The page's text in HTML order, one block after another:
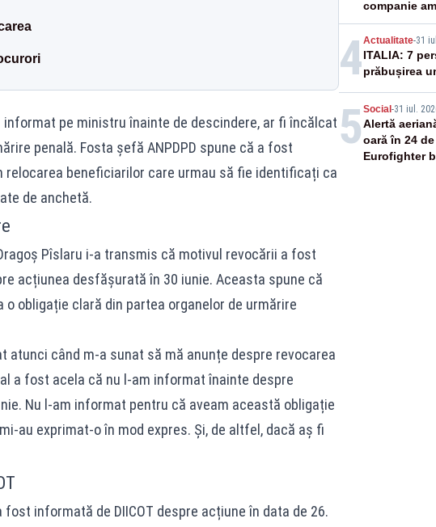
pe ministru înainte de descindere, ar fi încălcat
penală. Fosta șefă ANPDPD spune că a fost
relocarea beneficiarilor care urmau să fie identificați ca
de anchetă.
Pîslaru i-a transmis că motivul revocării a fost
acțiunea desfășurată în 30 iunie. Aceasta spune că
obligație clară din partea organelor de urmărire
atunci când m-a sunat să mă anunțe despre revocarea
a fost acela că nu l-am informat înainte despre
Nu l-am informat pentru că aveam această obligație
au exprimat-o în mod expres. Și, de altfel, dacă aș fi
fost informată de DIICOT despre acțiune în data de 26.
companie
rachetă
4Actualitate-31
ITALIA: 7
prăbușirea
5 Social -31 iul.
Alertă
oară în 24
Eurofighter